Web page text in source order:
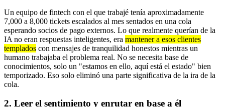
Un equipo de fintech con el que trabajé tenía aproximadamente
7,000 a 8,000 tickets escalados al mes sentados en una cola
esperando socios de pago externos. Lo que realmente querían de la
IA no eran respuestas inteligentes, era mantener a esos clientes
templados con mensajes de tranquilidad honestos mientras un
humano trabajaba el problema real. No se necesita base de
conocimientos, solo un "estamos en ello, aquí está el estado" bien
temporizado. Eso solo eliminó una parte significativa de la ira de la
cola.
2. Leer el sentimiento y enrutar en base a él